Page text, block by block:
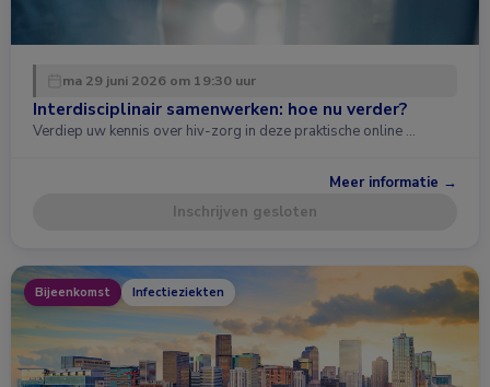
ma 29 juni 2026 om 19:30 uur
Interdisciplinair samenwerken: hoe nu verder?
Verdiep uw kennis over hiv-zorg in deze praktische online …
Meer informatie →
Inschrijven gesloten
Bijeenkomst Infectieziekten